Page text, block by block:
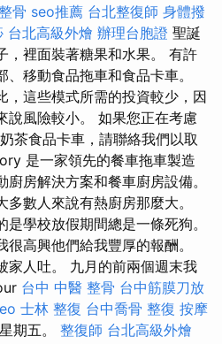
骨 seo推薦 台北整復師 身體撥
台北高級外燴 辦理台胞證 聖誕
，裡面裝著糖果和水果。 有許
移動食品拖車和食品卡車。
，這些模式所需的投資較少，因
說風險較小。 如果您正在考慮
茶食品卡車，請聯絡我們以取
是一家領先的餐車拖車製造
房解決方案和餐車廚房設備。
數人來說有熱廚房那麼大。
學校放假期間總是一條死狗。
高興他們給我豐厚的報酬。
家人吐。 九月的前兩個週末我
台中 中醫 整骨 台中筋膜刀放
士林 整復 台中喬骨 整復 按摩
期五。 整復師 台北高級外燴